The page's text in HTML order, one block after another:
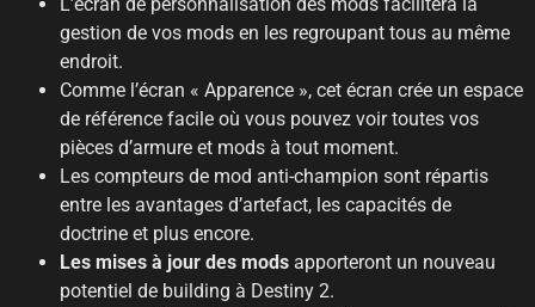
gestion de vos mods en les regroupant tous au même
endroit.
Comme l’écran « Apparence », cet écran crée un espace
de référence facile où vous pouvez voir toutes vos
pièces d’armure et mods à tout moment.
Les compteurs de mod anti-champion sont répartis
entre les avantages d’artefact, les capacités de
doctrine et plus encore.
Les mises à jour des mods apporteront un nouveau
potentiel de building à Destiny 2.